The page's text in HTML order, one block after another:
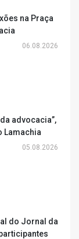
na Praça
06.08.2026
advocacia”,
Lamachia
05.08.2026
do Jornal da